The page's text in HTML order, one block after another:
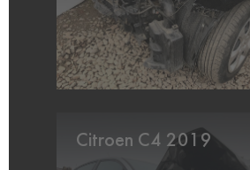
Citroen C4 2019